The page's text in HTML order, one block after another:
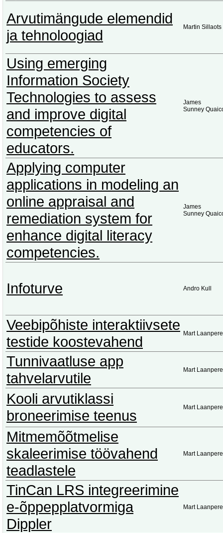
Arvutimängude elemendid
ja tehnoloogiad
Martin Sillaots
Using emerging
Information Society
Technologies to assess
and improve digital
competencies of
educators.
James
Sunney
Applying computer
applications in modeling an
online appraisal and
remediation system for
enhance digital literacy
competencies.
James
Sunney
Infoturve Andro Kull
Veebipõhiste interaktiivsete
testide koostevahend
Mart Laanpere
Tunnivaatluse app
tahvelarvutile
Mart Laanpere
Kooli arvutiklassi
broneerimise teenus
Mart Laanpere
Mitmemõõtmelise
skaleerimise töövahend
teadlastele
Mart Laanpere
TinCan LRS integreerimine
e-õppepplatvormiga
Dippler
Mart Laanpere